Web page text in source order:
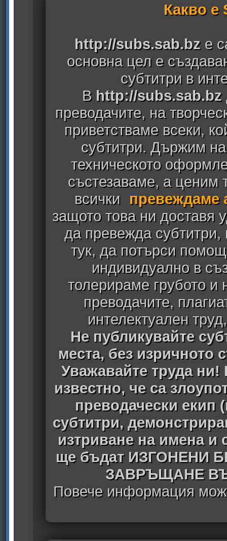
Какво е
http://subs.sab.bz е
основна цел е
субтитри в
В http://subs.sab.bz
преводачите, на
приветстваме всеки,
субтитри. Държим
техническото
състезаваме, а ценим
всички
превеждаме
защото това ни доставя
да превежда
тук, да потърси
индивидуално в
толерираме грубото
преводачите,
интелектуален
Не публикувайте
места, без изричното
Уважавайте труда ни!
известно, че са
преводачески екип
субтитри,
изтриване на имена
ще бъдат ИЗГОНЕНИ
ЗАВРЪЩАНЕ
Повече информация